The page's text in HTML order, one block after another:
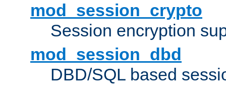
mod_session_crypto
Session encryption
mod_session_dbd
DBD/SQL based